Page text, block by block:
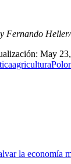
Fernando Heller/
May
agricultura
la economía